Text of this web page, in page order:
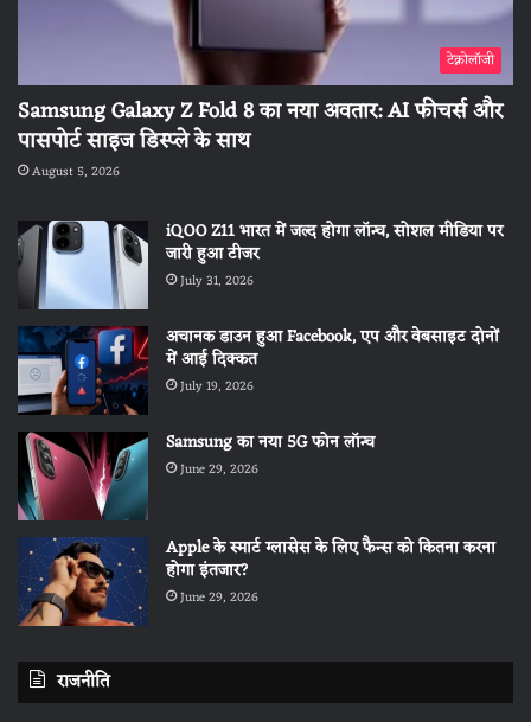
टेक्नोलॉजी
Samsung Galaxy Z Fold 8 का नया अवतार: AI फीचर्स और
पासपोर्ट साइज डिस्प्ले के साथ
August 5, 2026
iQOO Z11 भारत में जल्द होगा लॉन्च, सोशल मीडिया पर
जारी हुआ टीजर
July 31, 2026
अचानक डाउन हुआ Facebook, एप और वेबसाइट दोनों
में आई दिक्कत
July 19, 2026
Samsung का नया 5G फोन लॉन्च
June 29, 2026
Apple के स्मार्ट ग्लासेस के लिए फैन्स को कितना करना
होगा इंतजार?
June 29, 2026
राजनीति